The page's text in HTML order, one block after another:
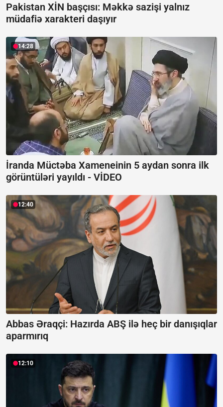
Pakistan XİN başçısı: Məkkə sazişi yalnız
müdafiə xarakteri daşıyır
14:28
İranda Müctəba Xameneinin 5 aydan sonra ilk
görüntüləri yayıldı - VİDEO
12:40
Abbas Əraqçi: Hazırda ABŞ ilə heç bir danışıqlar
aparmırıq
12:10